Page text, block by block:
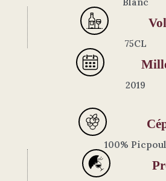
75CL
2019
100% Picpoul